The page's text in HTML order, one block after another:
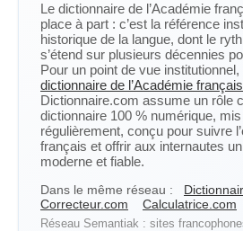
Le dictionnaire de l’Académie
place à part : c’est la référence
historique de la langue, dont le
s’étend sur plusieurs décennies
Pour un point de vue
dictionnaire de l’Académie
Dictionnaire.com assume un rôle
dictionnaire 100 % numérique,
régulièrement, conçu pour suivre
français et offrir aux internautes
moderne et fiable.
Dans le même réseau :
Correcteur.com
Calculatrice.com
Réseau Semantiak : sites